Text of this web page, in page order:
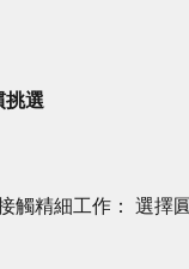
挑選
觸精細工作： 選擇